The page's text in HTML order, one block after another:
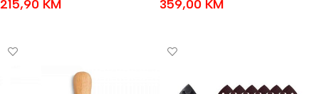
215,90 KM 359,00 KM